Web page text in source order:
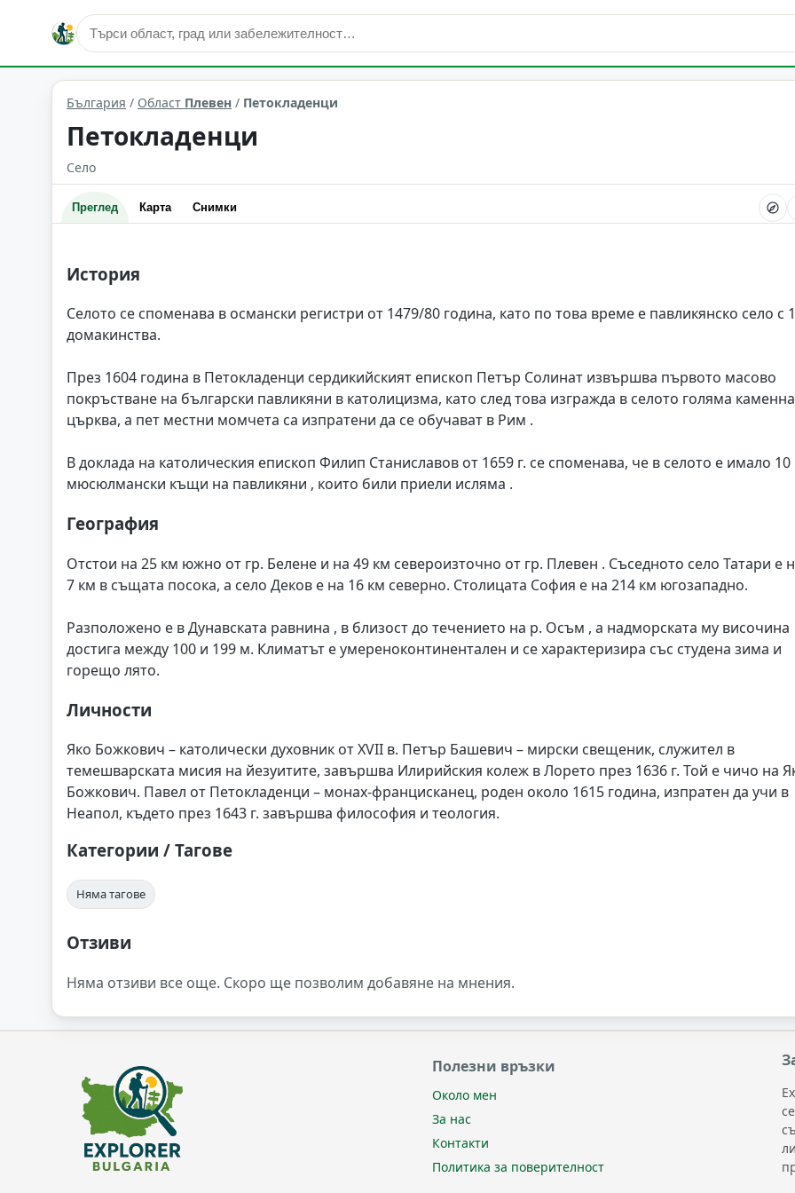
Петокладенци Област: Плевен
България / Област Плевен / Петокладенци
Петокладенци
Село
Преглед Карта Снимки
История
Селото се споменава в османски регистри от 1479/80 година, като по това време е павликянско село с
домакинства.
През 1604 година в Петокладенци сердикийският епископ Петър Солинат извършва първото масово
покръстване на български павликяни в католицизма, като след това изгражда в селото голяма каменна
църква, а пет местни момчета са изпратени да се обучават в Рим .
В доклада на католическия епископ Филип Станиславов от 1659 г. се споменава, че в селото е имало 10
мюсюлмански къщи на павликяни , които били приели исляма .
География
Отстои на 25 км южно от гр. Белене и на 49 км североизточно от гр. Плевен . Съседното село Татари е
7 км в същата посока, а село Деков е на 16 км северно. Столицата София е на 214 км югозападно.
Разположено е в Дунавската равнина , в близост до течението на р. Осъм , а надморската му височина
достига между 100 и 199 м. Климатът е умереноконтинентален и се характеризира със студена зима и
горещо лято.
Личности
Яко Божкович – католически духовник от XVII в. Петър Башевич – мирски свещеник, служител в
темешварската мисия на йезуитите, завършва Илирийския колеж в Лорето през 1636 г. Той е чичо на
Божкович. Павел от Петокладенци – монах-францисканец, роден около 1615 година, изпратен да учи в
Неапол, където през 1643 г. завършва философия и теология.
Категории / Тагове
Няма тагове
Отзиви
Няма отзиви все още. Скоро ще позволим добавяне на мнения.
Полезни връзки
Около мен
За нас
Контакти
Политика за поверителност